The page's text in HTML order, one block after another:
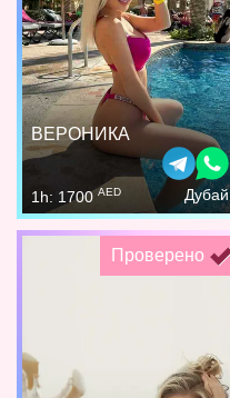
ВЕРОНИКА
1h: 1700 AED Дубай
Проверено